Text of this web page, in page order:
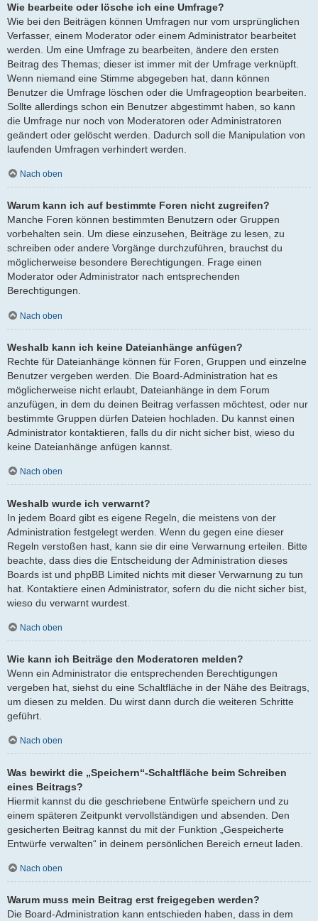
Wie bearbeite oder lösche ich eine Umfrage?
Wie bei den Beiträgen können Umfragen nur vom ursprünglichen
Verfasser, einem Moderator oder einem Administrator bearbeitet
werden. Um eine Umfrage zu bearbeiten, ändere den ersten
Beitrag des Themas; dieser ist immer mit der Umfrage verknüpft.
Wenn niemand eine Stimme abgegeben hat, dann können
Benutzer die Umfrage löschen oder die Umfrageoption bearbeiten.
Sollte allerdings schon ein Benutzer abgestimmt haben, so kann
die Umfrage nur noch von Moderatoren oder Administratoren
geändert oder gelöscht werden. Dadurch soll die Manipulation von
laufenden Umfragen verhindert werden.
Nach oben
Warum kann ich auf bestimmte Foren nicht zugreifen?
Manche Foren können bestimmten Benutzern oder Gruppen
vorbehalten sein. Um diese einzusehen, Beiträge zu lesen, zu
schreiben oder andere Vorgänge durchzuführen, brauchst du
möglicherweise besondere Berechtigungen. Frage einen
Moderator oder Administrator nach entsprechenden
Berechtigungen.
Nach oben
Weshalb kann ich keine Dateianhänge anfügen?
Rechte für Dateianhänge können für Foren, Gruppen und einzelne
Benutzer vergeben werden. Die Board-Administration hat es
möglicherweise nicht erlaubt, Dateianhänge in dem Forum
anzufügen, in dem du deinen Beitrag verfassen möchtest, oder nur
bestimmte Gruppen dürfen Dateien hochladen. Du kannst einen
Administrator kontaktieren, falls du dir nicht sicher bist, wieso du
keine Dateianhänge anfügen kannst.
Nach oben
Weshalb wurde ich verwarnt?
In jedem Board gibt es eigene Regeln, die meistens von der
Administration festgelegt werden. Wenn du gegen eine dieser
Regeln verstoßen hast, kann sie dir eine Verwarnung erteilen. Bitte
beachte, dass dies die Entscheidung der Administration dieses
Boards ist und phpBB Limited nichts mit dieser Verwarnung zu tun
hat. Kontaktiere einen Administrator, sofern du die nicht sicher bist,
wieso du verwarnt wurdest.
Nach oben
Wie kann ich Beiträge den Moderatoren melden?
Wenn ein Administrator die entsprechenden Berechtigungen
vergeben hat, siehst du eine Schaltfläche in der Nähe des Beitrags,
um diesen zu melden. Du wirst dann durch die weiteren Schritte
geführt.
Nach oben
Was bewirkt die „Speichern“-Schaltfläche beim Schreiben
eines Beitrags?
Hiermit kannst du die geschriebene Entwürfe speichern und zu
einem späteren Zeitpunkt vervollständigen und absenden. Den
gesicherten Beitrag kannst du mit der Funktion „Gespeicherte
Entwürfe verwalten“ in deinem persönlichen Bereich erneut laden.
Nach oben
Warum muss mein Beitrag erst freigegeben werden?
Die Board-Administration kann entschieden haben, dass in dem